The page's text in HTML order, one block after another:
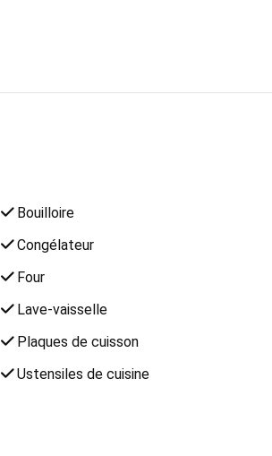
Bouilloire
Congélateur
Four
Lave-vaisselle
Plaques de cuisson
Ustensiles de cuisine